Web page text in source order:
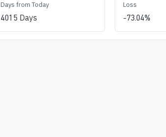
Days from Today
4015 Days
Loss
-73.04%